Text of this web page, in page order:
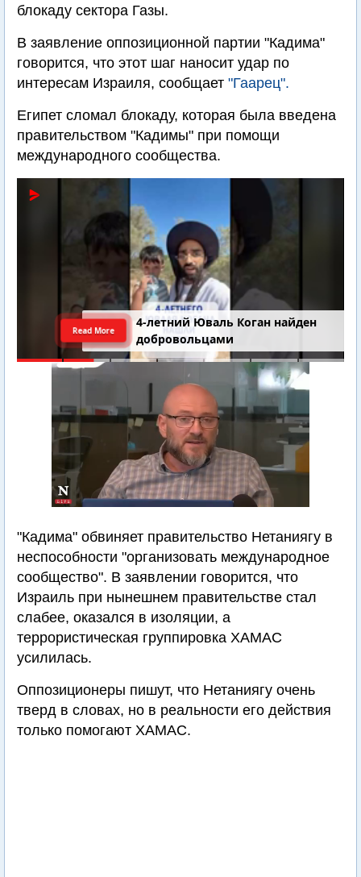
блокаду сектора Газы.
В заявление оппозиционной партии "Кадима"
говорится, что этот шаг наносит удар по
интересам Израиля, сообщает "Гаарец".
Египет сломал блокаду, которая была введена
правительством "Кадимы" при помощи
международного сообщества.
4-летний Юваль Коган найден
добровольцами
Read More
"Кадима" обвиняет правительство Нетаниягу в
неспособности "организовать международное
сообщество". В заявлении говорится, что
Израиль при нынешнем правительстве стал
слабее, оказался в изоляции, а
террористическая группировка ХАМАС
усилилась.
Оппозиционеры пишут, что Нетаниягу очень
тверд в словах, но в реальности его действия
только помогают ХАМАС.